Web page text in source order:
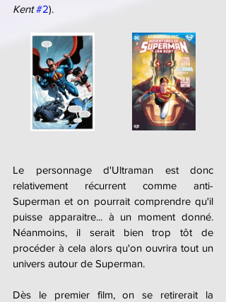
Kent #2).
Le personnage d'Ultraman est donc
relativement récurrent comme anti-
Superman et on pourrait comprendre qu'il
puisse apparaitre... à un moment donné.
Néanmoins, il serait bien trop tôt de
procéder à cela alors qu'on ouvrira tout un
univers autour de Superman.
Dès le premier film, on se retirerait la